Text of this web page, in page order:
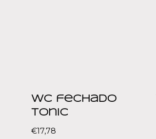
WC fechado
Tonic
€17,78